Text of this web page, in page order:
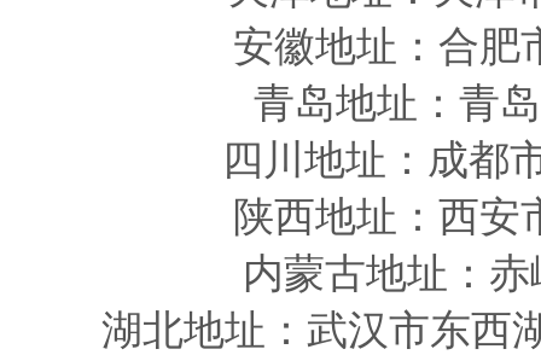
安徽地址 ：合
青岛地址 ：青
四川 地址 ：成都
陕西地址 ：西
内蒙古地址：
湖北地址：武汉市东西